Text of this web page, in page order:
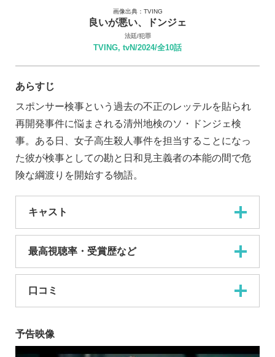
画像出典：TVING
良いが悪い、ドンジェ
法廷/犯罪
TVING, tvN/2024/全10話
あらすじ
スポンサー検事という過去の不正のレッテルを貼られ
再開発事件に悩まされる清州地検のソ・ドンジェ検
事。ある日、女子高生殺人事件を担当することになっ
た彼が検事としての勘と日和見主義者の本能の間で危
険な綱渡りを開始する物語。
キャスト
最高視聴率・受賞歴など
口コミ
予告映像